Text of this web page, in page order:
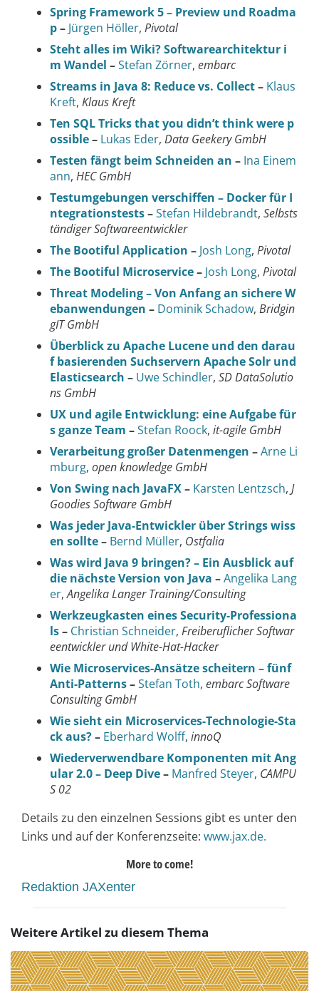
Spring Framework 5 – Preview und Roadma
p– Jürgen Höller, Pivotal
Steht alles im Wiki? Softwarearchitektur i
m Wandel –Stefan Zörner, embarc
Streams in Java 8: Reduce vs. Collect– Klaus
Kreft, Klaus Kreft
Ten SQL Tricks that you didn’t think were p
ossible– Lukas Eder, Data Geekery GmbH
Testen fängt beim Schneiden an – Ina Einem
ann, HEC GmbH
Testumgebungen verschiffen – Docker für I
ntegrationstests–Stefan Hildebrandt, Selbsts
tändiger Softwareentwickler
The Bootiful Application – Josh Long, Pivotal
The Bootiful Microservice– Josh Long, Pivotal
Threat Modeling – Von Anfang an sichere W
ebanwendungen – Dominik Schadow, Bridgin
gIT GmbH
Überblick zu Apache Lucene und den darau
f basierenden Suchservern Apache Solr und
Elasticsearch – Uwe Schindler, SD DataSolutio
ns GmbH
UX und agile Entwicklung: eine Aufgabe für
s ganze Team –Stefan Roock, it-agile GmbH
Verarbeitung großer Datenmengen –Arne Li
mburg, open knowledge GmbH
Von Swing nach JavaFX– Karsten Lentzsch, J
Goodies Software GmbH
Was jeder Java-Entwickler über Strings wiss
en sollte– Bernd Müller, Ostfalia
Was wird Java 9 bringen? – Ein Ausblick auf
die nächste Version von Java –Angelika Lang
er,Angelika Langer Training/Consulting
Werkzeugkasten eines Security-Professiona
ls– Christian Schneider, Freiberuflicher Softwar
eentwickler und White-Hat-Hacker
Wie Microservices-Ansätze scheitern – fünf
Anti-Patterns–Stefan Toth, embarc Software
Consulting GmbH
Wie sieht ein Microservices-Technologie-Sta
ck aus?– Eberhard Wolff, innoQ
Wiederverwendbare Komponenten mit Ang
ular 2.0 – Deep Dive– Manfred Steyer, CAMPU
S 02
Details zu den einzelnen Sessions gibt es unter den
Links und auf der Konferenzseite: www.jax.de.
More to come!
Redaktion JAXenter
Weitere Artikel zu diesem Thema